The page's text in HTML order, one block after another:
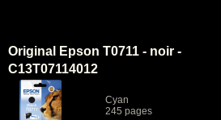
Original Epson T0711 - noir -
C13T07114012
Cyan
245 pages